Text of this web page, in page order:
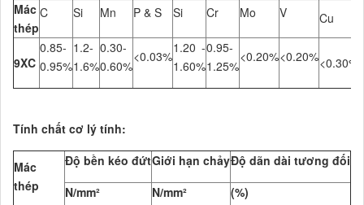
Mác
thép
C Si Mn P & S Si Cr Mo V Cu
9XC
0.85-
0.95%
1.2-
1.6%
0.30-
0.60%
<0.03%
1.20 -
1.60%
0.95-
1.25%
<0.20%<0.20%<0.30%
Tính chất cơ lý tính:
Mác
thép
Độ bền kéo đứtGiới hạn chảyĐộ dãn dài tương đối
N/mm²
N/mm²
(%)